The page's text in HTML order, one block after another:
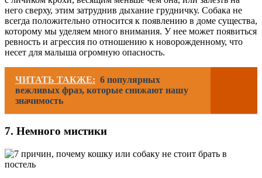
него сверху, этим затруднив дыхание грудничку. Собака не
всегда положительно относится к появлению в доме существа,
которому мы уделяем много внимания. У нее может появиться
ревность и агрессия по отношению к новорожденному, что
несет для малыша огромную опасность.
ЧИТАТЬ ТАКЖЕ: 6 популярных
вежливых фраз, которые снижают нашу
значимость
7. Немного мистики